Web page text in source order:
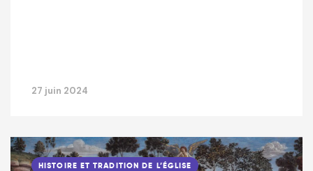
27 juin 2024
HISTOIRE ET TRADITION DE L’ÉGLISE